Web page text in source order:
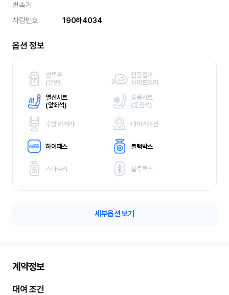
변속기
차량번호
190하4034
옵션 정보
썬루프
(일반)
전동접이
사이드미러
열선시트
(앞좌석)
통풍시트
(운전석)
후방 카메라 내비게이션
하이패스 블랙박스
스마트키 블루투스
세부옵션 보기
계약정보
대여 조건